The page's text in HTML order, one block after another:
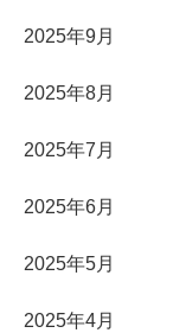
2025年9月
2025年8月
2025年7月
2025年6月
2025年5月
2025年4月